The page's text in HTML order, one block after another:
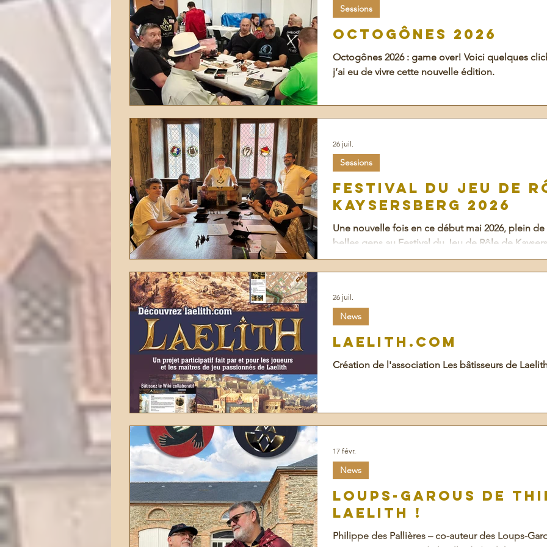
Octogônes 2026
Octogônes 2026 : game over! Voici quelques
j’ai eu de vivre cette nouvelle édition.
Sessions
Festival du Jeu de
Kaysersberg 2026
Une nouvelle fois en ce début mai 2026, plein
belles gens au Festival du Jeu de Rôle de
Sessions
26 juil.
Laelith.com
Création de l'association Les bâtisseurs de
News
26 juil.
Loups-Garous de
Laelith !
Philippe des Pallières – co-auteur des Loups-
News
17 févr.